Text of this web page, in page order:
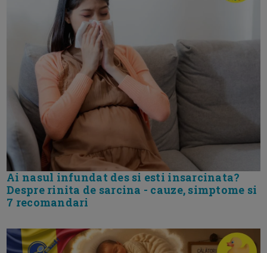
Ai nasul infundat des si esti insarcinata?
Despre rinita de sarcina - cauze, simptome si
7 recomandari